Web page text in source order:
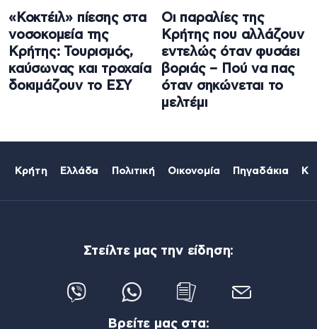
«Κοκτέιλ» πίεσης στα
νοσοκομεία της
Κρήτης: Τουρισμός,
καύσωνας και τροχαία
δοκιμάζουν το ΕΣΥ
Οι παραλίες της
Κρήτης που αλλάζουν
εντελώς όταν φυσάει
βοριάς – Πού να πας
όταν σηκώνεται το
μελτέμι
Κρήτη Ελλάδα Πολιτική Οικονομία Πηγαδάκια
Στείλτε μας την είδηση:
Βρείτε μας στα: